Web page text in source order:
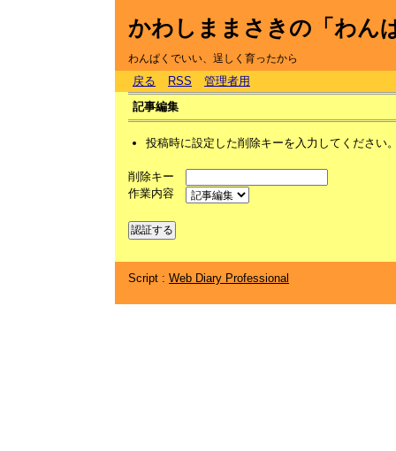
かわしままさきの「わん
わんぱくでいい、逞しく育ったから
戻る RSS
管理者用
記事編集
投稿時に設定した削除キーを入力してください
削除キー
作業内容
Script : Web Diary Professional